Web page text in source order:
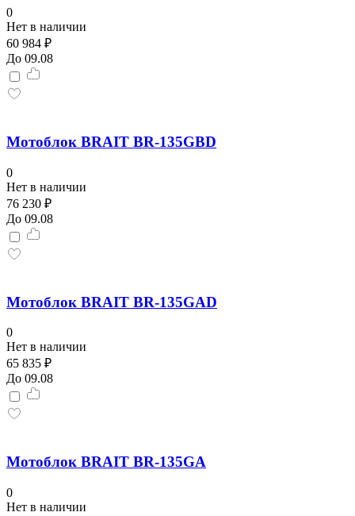
0
Нет в наличии
60 984 ₽
До 09.08
Мотоблок BRAIT BR-135GBD
0
Нет в наличии
76 230 ₽
До 09.08
Мотоблок BRAIT BR-135GAD
0
Нет в наличии
65 835 ₽
До 09.08
Мотоблок BRAIT BR-135GA
0
Нет в наличии